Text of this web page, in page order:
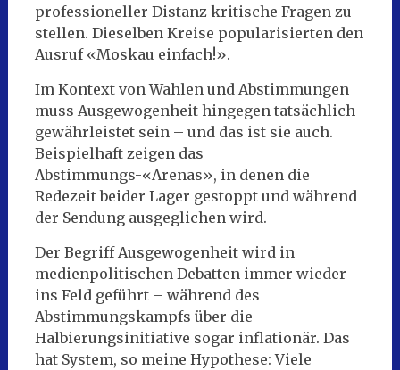
professioneller Distanz kritische Fragen zu
stellen. Dieselben Kreise popularisierten den
Ausruf «Moskau einfach!».
Im Kontext von Wahlen und Abstimmungen
muss Ausgewogenheit hingegen tatsächlich
gewährleistet sein – und das ist sie auch.
Beispielhaft zeigen das
Abstimmungs-«Arenas», in denen die
Redezeit beider Lager gestoppt und während
der Sendung ausgeglichen wird.
Der Begriff Ausgewogenheit wird in
medienpolitischen Debatten immer wieder
ins Feld geführt – während des
Abstimmungskampfs über die
Halbierungsinitiative sogar inflationär. Das
hat System, so meine Hypothese: Viele